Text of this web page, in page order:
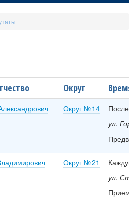
Округ Время
Округ № 14
ул.
Округ № 21
Каждую
ул.